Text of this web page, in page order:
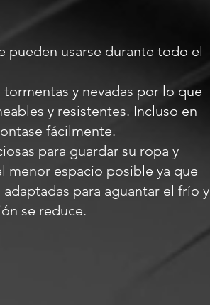
pueden usarse durante todo el
y nevadas por lo que
y resistentes. Incluso en
fácilmente.
para guardar su ropa y
menor espacio posible ya que
para aguantar el frío y
se reduce.